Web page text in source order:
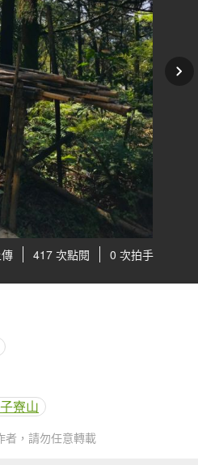
417 次點閱 0 次拍手
寮山
者，請勿任意轉載